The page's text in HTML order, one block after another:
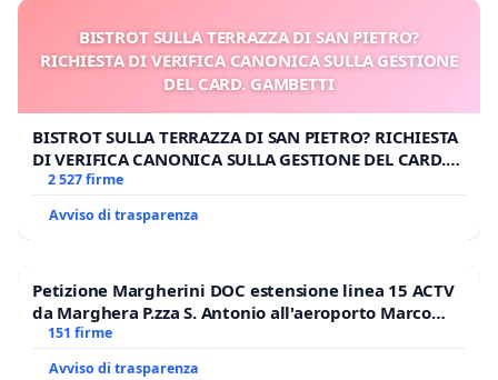
BISTROT SULLA TERRAZZA DI SAN PIETRO?
RICHIESTA DI VERIFICA CANONICA SULLA GESTIONE
DEL CARD. GAMBETTI
BISTROT SULLA TERRAZZA DI SAN PIETRO? RICHIESTA
DI VERIFICA CANONICA SULLA GESTIONE DEL CARD.
GAMBETTI
2 527 firme
Avviso di trasparenza
Petizione Margherini DOC estensione linea 15 ACTV
da Marghera P.zza S. Antonio all'aeroporto Marco
Polo tariffa a € 1,50
151 firme
Avviso di trasparenza